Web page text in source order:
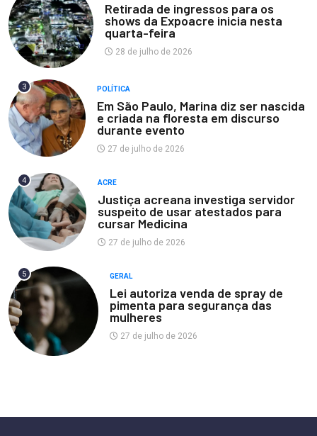
Retirada de ingressos para os
shows da Expoacre inicia nesta
quarta-feira
28 de julho de 2026
3 POLÍTICA
Em São Paulo, Marina diz ser nascida
e criada na floresta em discurso
durante evento
27 de julho de 2026
4 ACRE
Justiça acreana investiga servidor
suspeito de usar atestados para
cursar Medicina
27 de julho de 2026
5 GERAL
Lei autoriza venda de spray de
pimenta para segurança das
mulheres
27 de julho de 2026